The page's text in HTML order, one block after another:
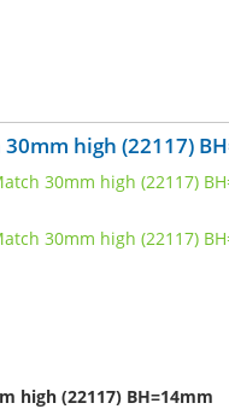
high (22117)
high (22117) BH=14mm